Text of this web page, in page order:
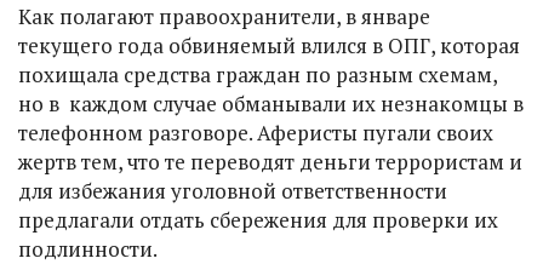
Как полагают правоохранители, в январе
текущего года обвиняемый влился в ОПГ, которая
похищала средства граждан по разным схемам,
но в каждом случае обманывали их незнакомцы в
телефонном разговоре. Аферисты пугали своих
жертв тем, что те переводят деньги террористам и
для избежания уголовной ответственности
предлагали отдать сбережения для проверки их
подлинности.